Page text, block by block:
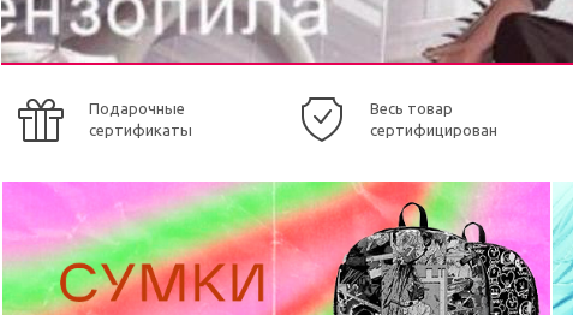
Подарочные
сертификаты
Весь товар
сертифицирован